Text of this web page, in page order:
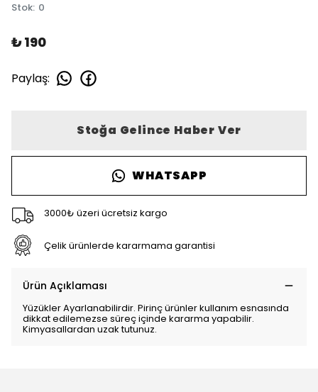
Stok: 0
₺ 190
Paylaş:
Stoğa Gelince Haber Ver
WHATSAPP
3000₺ üzeri ücretsiz kargo
Çelik ürünlerde kararmama garantisi
Ürün Açıklaması
Yüzükler Ayarlanabilirdir. Pirinç ürünler kullanım esnasında
dikkat edilemezse süreç içinde kararma yapabilir.
Kimyasallardan uzak tutunuz.